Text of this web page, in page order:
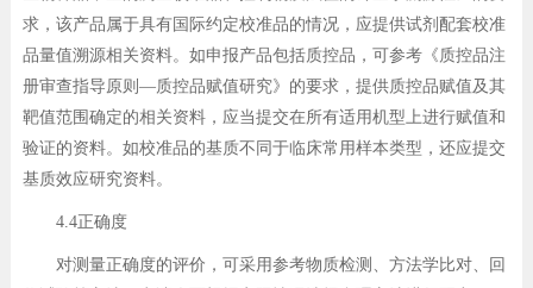
求，该产品属于具有国际约定校准品的情况，应提供试剂配套校准
品量值溯源相关资料。如申报产品包括质控品，可参考《质控品注
册审查指导原则—质控品赋值研究》的要求，提供质控品赋值及其
靶值范围确定的相关资料，应当提交在所有适用机型上进行赋值和
验证的资料。如校准品的基质不同于临床常用样本类型，还应提交
基质效应研究资料。
4.4正确度
对测量正确度的评价，可采用参考物质检测、方法学比对、回